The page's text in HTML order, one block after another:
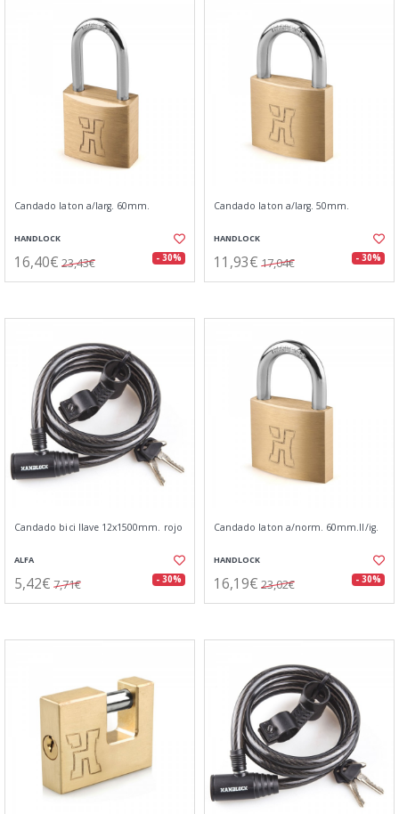
Candado laton a/larg. 60mm.
HANDLOCK
16,40€ 23,43€ - 30%
Candado laton a/larg. 50mm.
HANDLOCK
11,93€ 17,04€ - 30%
Candado bici llave 12x1500mm. rojo
ALFA
5,42€ 7,71€ - 30%
Candado laton a/norm. 60mm.ll/ig.
HANDLOCK
16,19€ 23,02€ - 30%